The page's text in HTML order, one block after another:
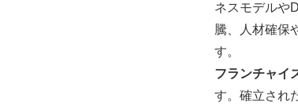
ネスモデルや
騰、人材確保
す。
フランチャイ
す。確立され